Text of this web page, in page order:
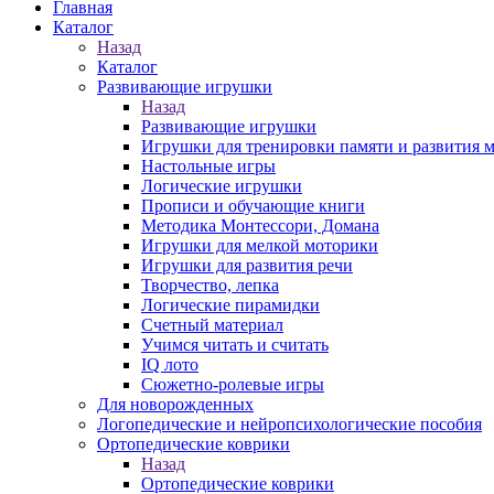
Главная
Каталог
Назад
Каталог
Развивающие игрушки
Назад
Развивающие игрушки
Игрушки для тренировки памяти и развития
Настольные игры
Логические игрушки
Прописи и обучающие книги
Методика Монтессори, Домана
Игрушки для мелкой моторики
Игрушки для развития речи
Творчество, лепка
Логические пирамидки
Счетный материал
Учимся читать и считать
IQ лото
Сюжетно-ролевые игры
Для новорожденных
Логопедические и нейропсихологические пособия
Ортопедические коврики
Назад
Ортопедические коврики